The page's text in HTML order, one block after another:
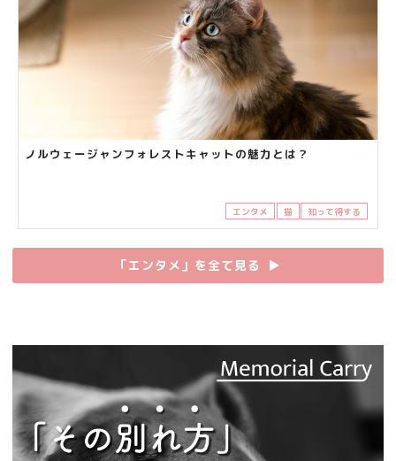
ノルウェージャンフォレストキャットの魅力とは？
エンタメ 猫 知って得する
「エンタメ」を全て見る ▶︎